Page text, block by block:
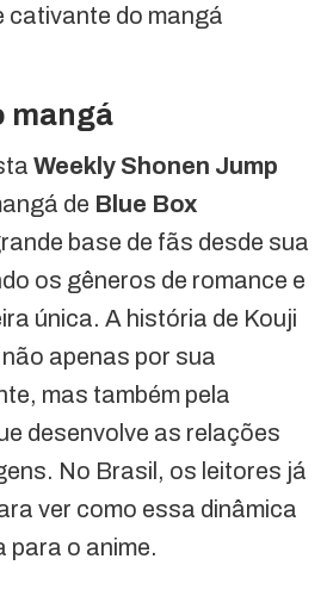
cativante do mangá
mangá
Weekly Shonen Jump
de Blue Box
base de fãs desde sua
os gêneros de romance e
única. A história de Kouji
apenas por sua
mas também pela
desenvolve as relações
No Brasil, os leitores já
ver como essa dinâmica
o anime.